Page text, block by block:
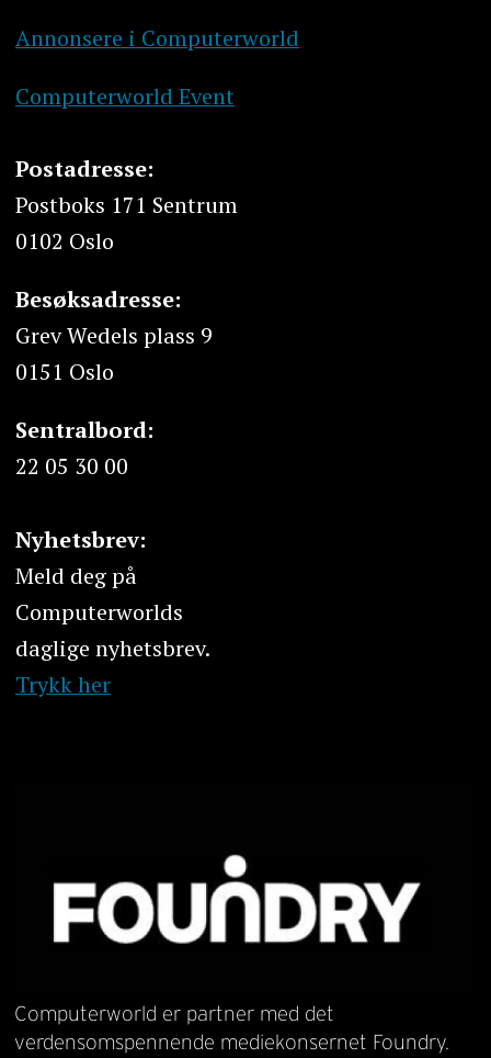
Annonsere i Computerworld
Computerworld Event
Postadresse:
Postboks 171 Sentrum
0102 Oslo
Besøksadresse:
Grev Wedels plass 9
0151 Oslo
Sentralbord:
22 05 30 00
Nyhetsbrev:
Meld deg på
Computerworlds
daglige nyhetsbrev.
Trykk her
Computerworld er partner med det
verdensomspennende mediekonsernet Foundry.